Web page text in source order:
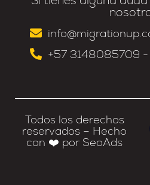
+57 3148085709
Todos los derechos
reservados – Hecho
con ❤️ por SeoAds